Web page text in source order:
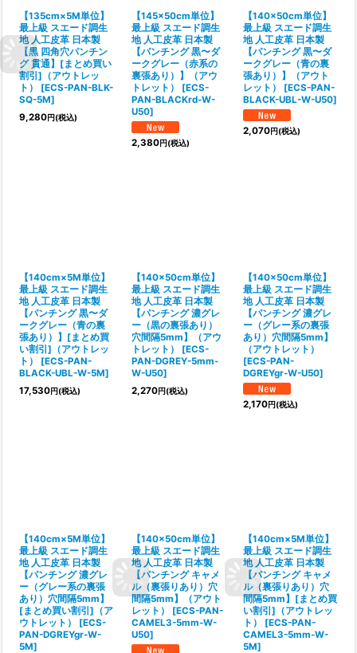
【135cm×5M単位】
最上級 スエード調生
地 人工皮革 日本製
【黒 四角穴パンチン
グ 貫通】[まとめ買い
割引]（アウトレッ
ト）
[ECS-PAN-BLK-
SQ-5M]
9,280円(税込)
【145×50cm単位】
最上級 スエード調生
地 人工皮革 日本製
【パンチング 黒〜ダ
ークグレー（赤系の
裏張あり）】（アウ
トレット）
[ECS-
PAN-BLACKrd-W-
U50]
2,380円(税込)
【140×50cm単位】
最上級 スエード調生
地 人工皮革 日本製
【パンチング 黒〜ダ
ークグレー（青の裏
張あり）】（アウト
レット）
[ECS-PAN-
BLACK-UBL-W-U50]
2,070円(税込)
【140cm×5M単位】
最上級 スエード調生
地 人工皮革 日本製
【パンチング 黒〜ダ
ークグレー（青の裏
張あり）】[まとめ買
い割引]（アウトレッ
ト）
[ECS-PAN-
BLACK-UBL-W-5M]
17,530円(税込)
【140×50cm単位】
最上級 スエード調生
地 人工皮革 日本製
【パンチング 濃グレ
ー（黒の裏張あり）
穴間隔5mm】（アウ
トレット）
[ECS-
PAN-DGREY-5mm-
W-U50]
2,270円(税込)
【140×50cm単位】
最上級 スエード調生
地 人工皮革 日本製
【パンチング 濃グレ
ー（グレー系の裏張
あり）穴間隔5mm】
（アウトレット）
[ECS-PAN-
DGREYgr-W-U50]
2,170円(税込)
【140cm×5M単位】
最上級 スエード調生
地 人工皮革 日本製
【パンチング 濃グレ
ー（グレー系の裏張
あり）穴間隔5mm】
[まとめ買い割引]（ア
ウトレット）
[ECS-
PAN-DGREYgr-W-
5M]
【140×50cm単位】
最上級 スエード調生
地 人工皮革 日本製
【パンチング キャメ
ル（裏張りあり）穴
間隔5mm】（アウト
レット）
[ECS-PAN-
CAMEL3-5mm-W-
U50]
【140cm×5M単位】
最上級 スエード調生
地 人工皮革 日本製
【パンチング キャメ
ル（裏張りあり）穴
間隔5mm】[まとめ買
い割引]（アウトレッ
ト）
[ECS-PAN-
CAMEL3-5mm-W-
5M]